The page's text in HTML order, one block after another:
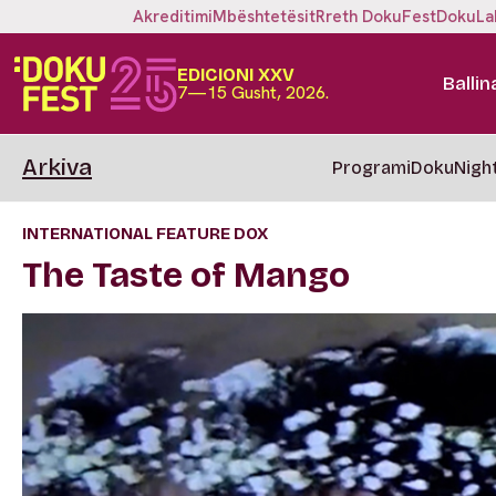
AkreditimiMbështetësitRreth DokuFest
EDICIONI XXV
7—15 Gusht, 2026.
Arkiva Programi
INTERNATIONAL FEATURE DOX
The Taste of Mango